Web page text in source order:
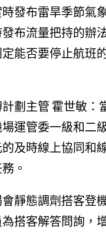
發布雷旱季節氣
布流量把持的辦
能否要停止航班
劃主管 霍世敏
運管委一級和二
及時線上協同和
。
靜態調劑搭客登
搭客解答問詢，